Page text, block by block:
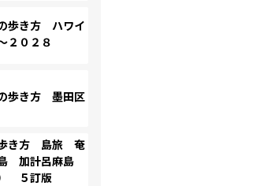
歩き方 ハワイ
２０２８
歩き方 墨田区
き方 島旅 奄
加計呂麻島
） ５訂版